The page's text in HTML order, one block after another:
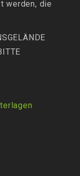
werden, die